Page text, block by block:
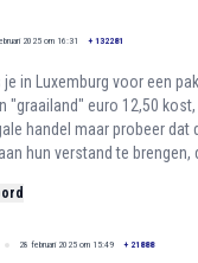
2025 om 16:31 + 132281
in Luxemburg voor een
"graailand" euro 12,50
handel maar probeer dat
hun verstand te brengen,
28 februari 2025 om 15:49 + 21888